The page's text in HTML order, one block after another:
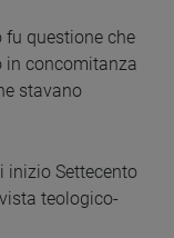
fu questione che
in concomitanza
stavano
inizio Settecento
teologico-